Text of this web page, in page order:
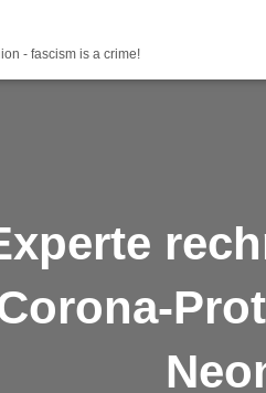
- fascism is a crime!